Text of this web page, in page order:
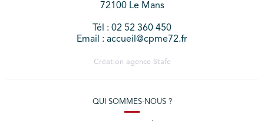
72100 Le Mans
Tél : 02 52 360 450
Email : accueil@cpme72.fr
Création agence Stafe
QUI SOMMES-NOUS ?